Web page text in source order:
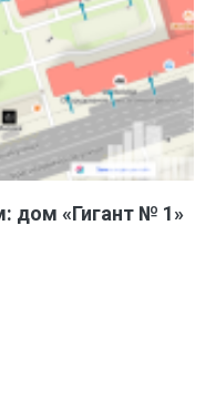
дом «Гигант № 1»